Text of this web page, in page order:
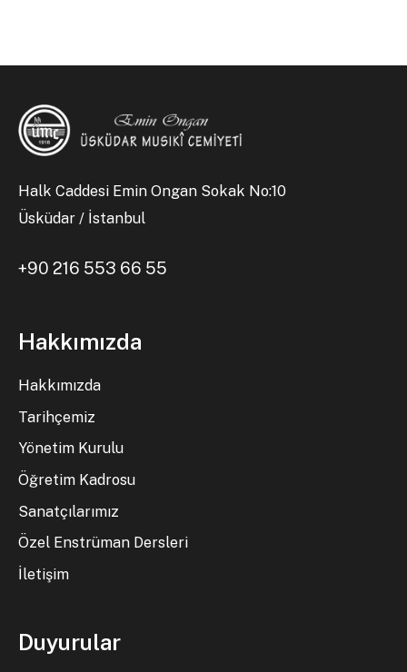
Halk Caddesi Emin Ongan Sokak No:10
Üsküdar / İstanbul
+90 216 553 66 55
Hakkımızda
Hakkımızda
Tarihçemiz
Yönetim Kurulu
Öğretim Kadrosu
Sanatçılarımız
Özel Enstrüman Dersleri
İletişim
Duyurular